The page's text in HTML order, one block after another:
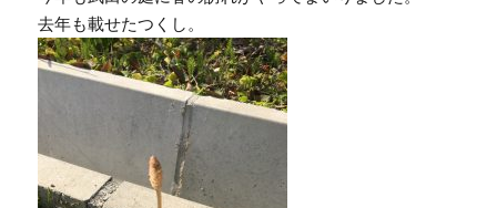
去年も載せたつくし。